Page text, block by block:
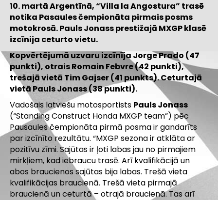
10. martā Argentīnā, “Villa la Angostura” trasē
notika Pasaules čempionāta pirmais posms
motokrosā. Pauls Jonass prestižajā MXGP klasē
izcīnija ceturto vietu.
Kopvērtējumā uzvaru izcīnīja Jorge Prado (47
punkti), otrais Romain Febvre (42 punkti),
trešajā vietā Tim Gajser (41 punkts). Ceturtajā
vietā Pauls Jonass (38 punkti).
Vadošais latviešu motosportists Pauls Jonass
(“Standing Construct Honda MXGP team”) pēc
Pausaules čempionāta pirmā posma ir gandarīts
par izcīnīto rezultātu. “MXGP sezona ir atklāta ar
pozitīvu zīmi. Sajūtas ir ļoti labas jau no pirmajiem
mirkļiem, kad iebraucu trasē. Arī kvalifikācijā un
abos braucienos sajūtas bija labas. Trešā vieta
kvalifikācijas braucienā. Trešā vieta pirmajā
braucienā un ceturtā – otrajā braucienā. Tas arī